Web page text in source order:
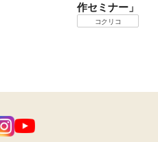
作セミナー」
コクリコ